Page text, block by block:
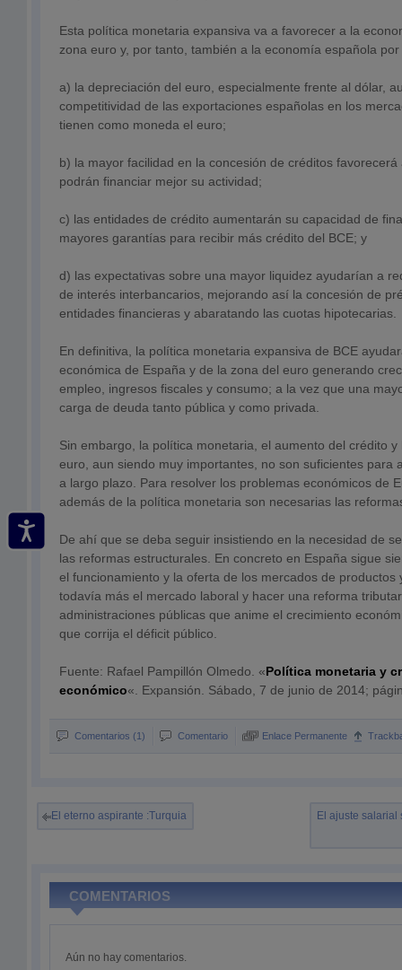
Esta política monetaria expansiva va a favorecer a la
zona euro y, por tanto, también a la economía española
a) la depreciación del euro, especialmente frente al dólar,
competitividad de las exportaciones españolas en los
tienen como moneda el euro;
b) la mayor facilidad en la concesión de créditos
podrán financiar mejor su actividad;
c) las entidades de crédito aumentarán su capacidad de
mayores garantías para recibir más crédito del BCE; y
d) las expectativas sobre una mayor liquidez ayudarían a
de interés interbancarios, mejorando así la concesión de
entidades financieras y abaratando las cuotas hipotecarias.
En definitiva, la política monetaria expansiva de BCE
económica de España y de la zona del euro generando
empleo, ingresos fiscales y consumo; a la vez que una
carga de deuda tanto pública y como privada.
Sin embargo, la política monetaria, el aumento del crédito
euro, aun siendo muy importantes, no son suficientes para
a largo plazo. Para resolver los problemas económicos de
además de la política monetaria son necesarias las
De ahí que se deba seguir insistiendo en la necesidad de
las reformas estructurales. En concreto en España sigue
el funcionamiento y la oferta de los mercados de productos
todavía más el mercado laboral y hacer una reforma
administraciones públicas que anime el crecimiento
que corrija el déficit público.
Fuente: Rafael Pampillón Olmedo. «Política monetaria y
económico«. Expansión. Sábado, 7 de junio de 2014;
Comentarios (1) Comentario Enlace Permanente
El eterno aspirante :Turquia El ajuste salarial
COMENTARIOS
Aún no hay comentarios.